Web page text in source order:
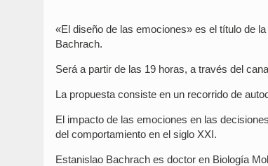
«El diseño de las emociones» es el título de
Bachrach.
Será a partir de las 19 horas, a través del
La propuesta consiste en un recorrido de
El impacto de las emociones en las
del comportamiento en el siglo XXI.
Estanislao Bachrach es doctor en Biología